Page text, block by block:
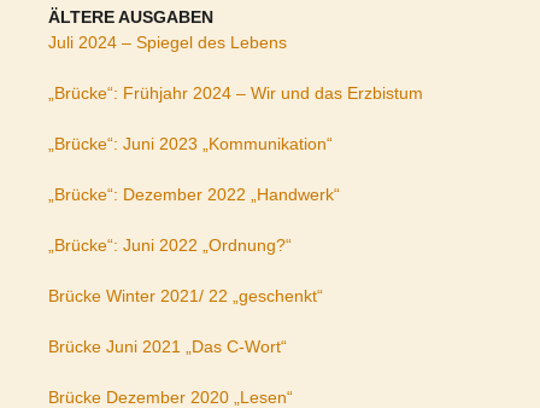
ÄLTERE AUSGABEN
Juli 2024 – Spiegel des Lebens
„Brücke“: Frühjahr 2024 – Wir und das Erzbistum
„Brücke“: Juni 2023 „Kommunikation“
„Brücke“: Dezember 2022 „Handwerk“
„Brücke“: Juni 2022 „Ordnung?“
Brücke Winter 2021/ 22 „geschenkt“
Brücke Juni 2021 „Das C-Wort“
Brücke Dezember 2020 „Lesen“